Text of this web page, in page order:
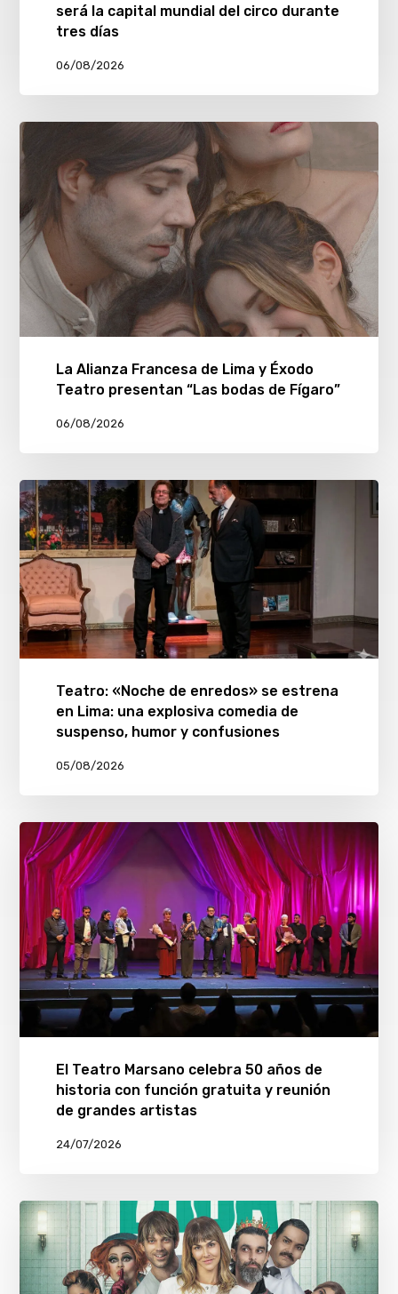
será la capital mundial del circo durante
tres días
06/08/2026
La Alianza Francesa de Lima y Éxodo
Teatro presentan “Las bodas de Fígaro”
06/08/2026
Teatro: «Noche de enredos» se estrena
en Lima: una explosiva comedia de
suspenso, humor y confusiones
05/08/2026
El Teatro Marsano celebra 50 años de
historia con función gratuita y reunión
de grandes artistas
24/07/2026